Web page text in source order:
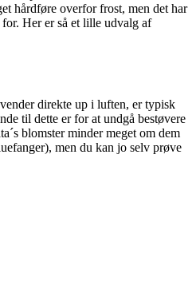
hårdføre overfor frost, men det har
Her er så et lille udvalg af
direkte up i luften, er typisk
til dette er for at undgå bestøvere
blomster minder meget om dem
men du kan jo selv prøve